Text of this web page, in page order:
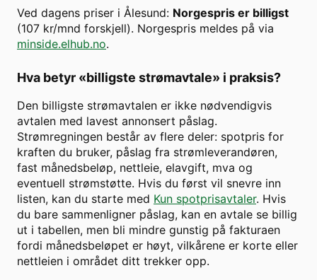
Ved dagens priser i Ålesund: Norgespris er billigst
(107 kr/mnd forskjell). Norgespris meldes på via
minside.elhub.no.
Hva betyr «billigste strømavtale» i praksis?
Den billigste strømavtalen er ikke nødvendigvis
avtalen med lavest annonsert påslag.
Strømregningen består av flere deler: spotpris for
kraften du bruker, påslag fra strømleverandøren,
fast månedsbeløp, nettleie, elavgift, mva og
eventuell strømstøtte. Hvis du først vil snevre inn
listen, kan du starte med Kun spotprisavtaler. Hvis
du bare sammenligner påslag, kan en avtale se billig
ut i tabellen, men bli mindre gunstig på fakturaen
fordi månedsbeløpet er høyt, vilkårene er korte eller
nettleien i området ditt trekker opp.